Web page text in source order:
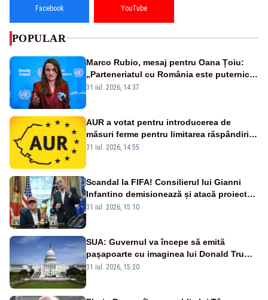
Facebook YouTube
POPULAR
Marco Rubio, mesaj pentru Oana Țoiu:
„Parteneriatul cu România este puternic
și prețuit”
31 iul. 2026, 14:37
AUR a votat pentru introducerea de
măsuri ferme pentru limitarea răspândirii
virusului pestei porcine africane
31 iul. 2026, 14:55
Scandal la FIFA! Consilierul lui Gianni
Infantino demisionează și atacă proiectul
privind investitorii străini
31 iul. 2026, 15:10
SUA: Guvernul va începe să emită
paşapoarte cu imaginea lui Donald Trump
începând cu 8 august
31 iul. 2026, 15:20